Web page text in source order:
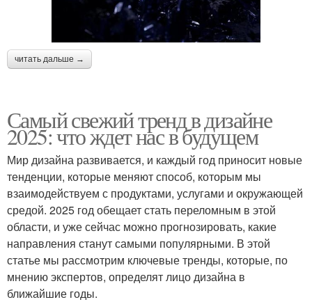
читать дальше →
Самый свежий тренд в дизайне
2025: что ждет нас в будущем
Мир дизайна развивается, и каждый год приносит новые
тенденции, которые меняют способ, которым мы
взаимодействуем с продуктами, услугами и окружающей
средой. 2025 год обещает стать переломным в этой
области, и уже сейчас можно прогнозировать, какие
направления станут самыми популярными. В этой
статье мы рассмотрим ключевые тренды, которые, по
мнению экспертов, определят лицо дизайна в
ближайшие годы.